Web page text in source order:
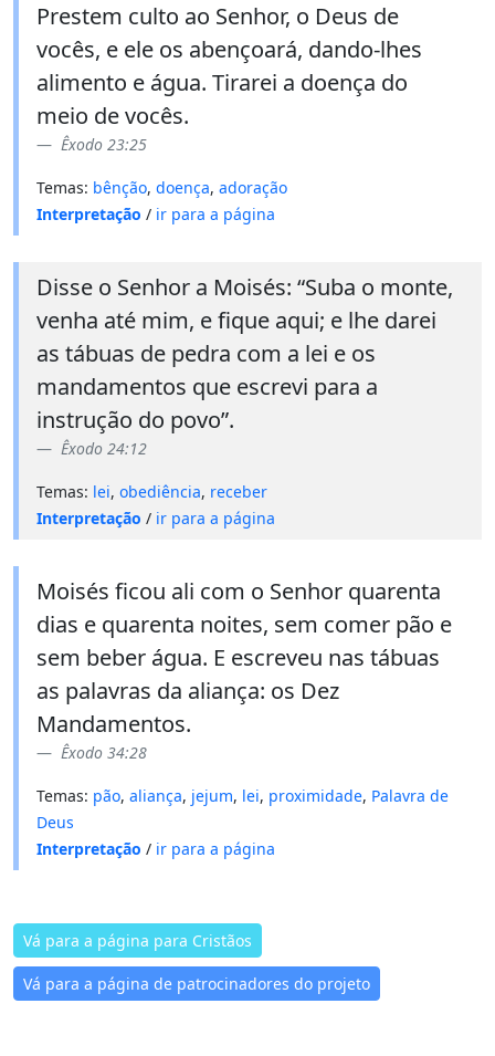
Prestem culto ao Senhor, o Deus de
vocês, e ele os abençoará, dando-lhes
alimento e água. Tirarei a doença do
meio de vocês.
Êxodo 23:25
Temas: bênção, doença, adoração
Interpretação / ir para a página
Disse o Senhor a Moisés: “Suba o monte,
venha até mim, e fique aqui; e lhe darei
as tábuas de pedra com a lei e os
mandamentos que escrevi para a
instrução do povo”.
Êxodo 24:12
Temas: lei, obediência, receber
Interpretação / ir para a página
Moisés ficou ali com o Senhor quarenta
dias e quarenta noites, sem comer pão e
sem beber água. E escreveu nas tábuas
as palavras da aliança: os Dez
Mandamentos.
Êxodo 34:28
Temas: pão, aliança, jejum, lei, proximidade, Palavra de
Deus
Interpretação / ir para a página
Vá para a página para Cristãos
Vá para a página de patrocinadores do projeto